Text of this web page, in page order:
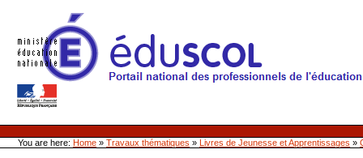
Site Web de l'ONL
Sections
Personal
toolsYou are here:Home » Travaux thématiques »Livres de Jeunesse et Apprentissages »